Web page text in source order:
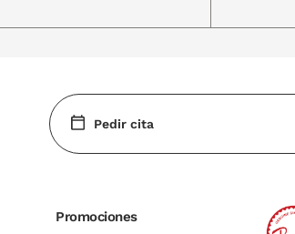
Pedir cita
Promociones